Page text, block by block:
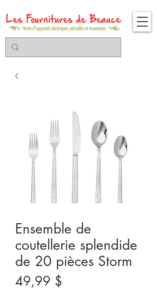
Ensemble de
coutellerie splendide
de 20 pièces Storm
49,99 $